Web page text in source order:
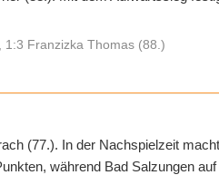
Franzizka Thomas (88.)
(77.). In der Nachspielzeit
während Bad Salzungen